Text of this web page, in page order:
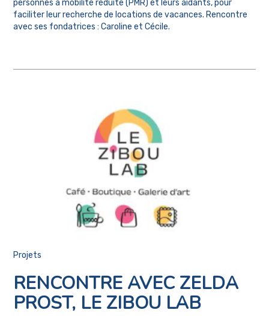
personnes à mobilité réduite (PMR) et leurs aidants, pour
faciliter leur recherche de locations de vacances. Rencontre
avec ses fondatrices : Caroline et Cécile.
Projets
RENCONTRE AVEC ZELDA
PROST, LE ZIBOU LAB